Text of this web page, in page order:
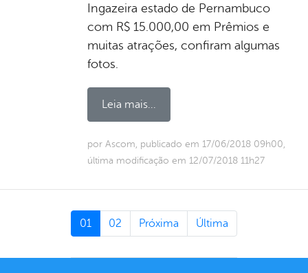
Ingazeira estado de Pernambuco
com R$ 15.000,00 em Prêmios e
muitas atrações, confiram algumas
fotos.
Leia mais...
por Ascom, publicado em 17/06/2018 09h00,
última modificação em 12/07/2018 11h27
01 02 Próxima Última